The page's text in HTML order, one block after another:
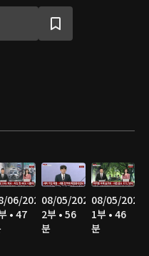
06/2026
• 47
08/05/2026
2부 • 56
분
08/05/2026
1부 • 46
분